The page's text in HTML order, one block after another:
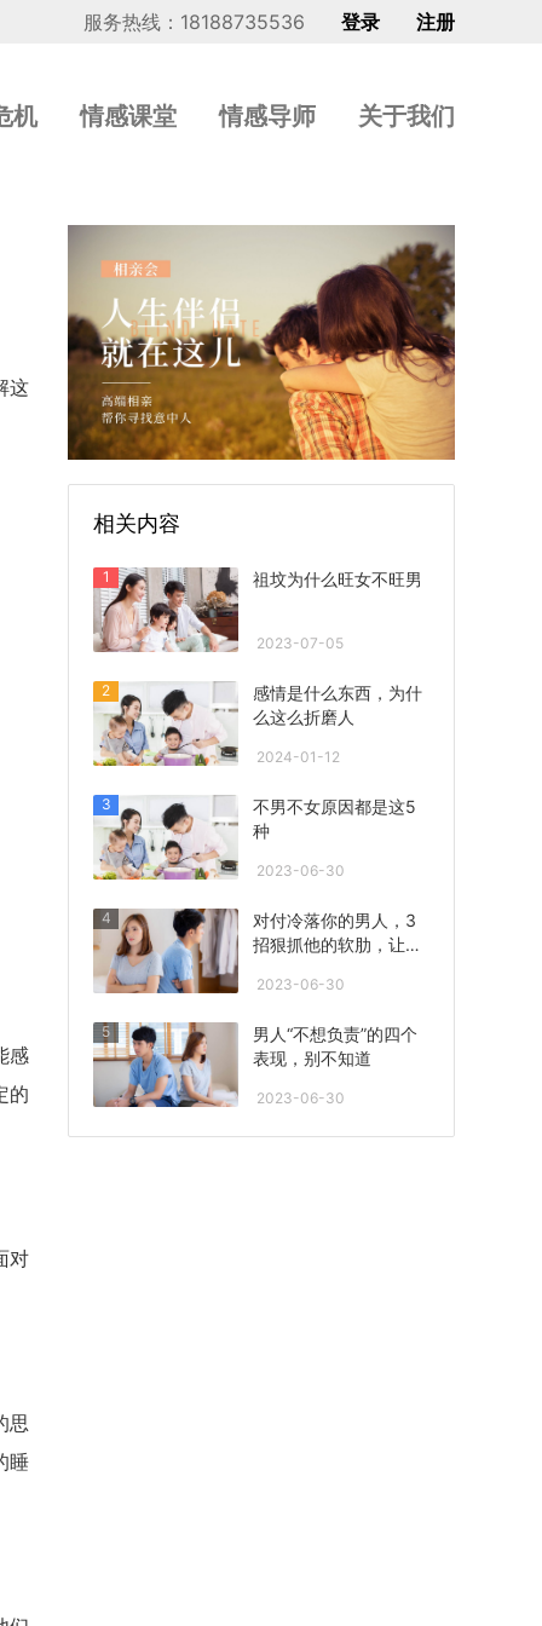
服务热线：18188735536 登录 注册
机 情感课堂 情感导师 关于我们
这
感
的
对
思
睡
相关内容
1 祖坟为什么旺女不旺男
2023-07-05
2
感情是什么东西，为什
么这么折磨人
2024-01-12
3
不男不女原因都是这5
种
2023-06-30
4
对付冷落你的男人，3
招狠抓他的软肋，让他
2023-06-30
5
男人“不想负责”的四个
表现，别不知道
2023-06-30